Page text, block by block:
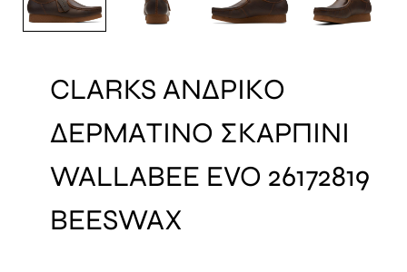
CLARKS ΑΝΔΡΙΚΟ
ΔΕΡΜΑΤΙΝΟ ΣΚΑΡΠΙΝΙ
WALLABEE EVO 26172819
BEESWAX